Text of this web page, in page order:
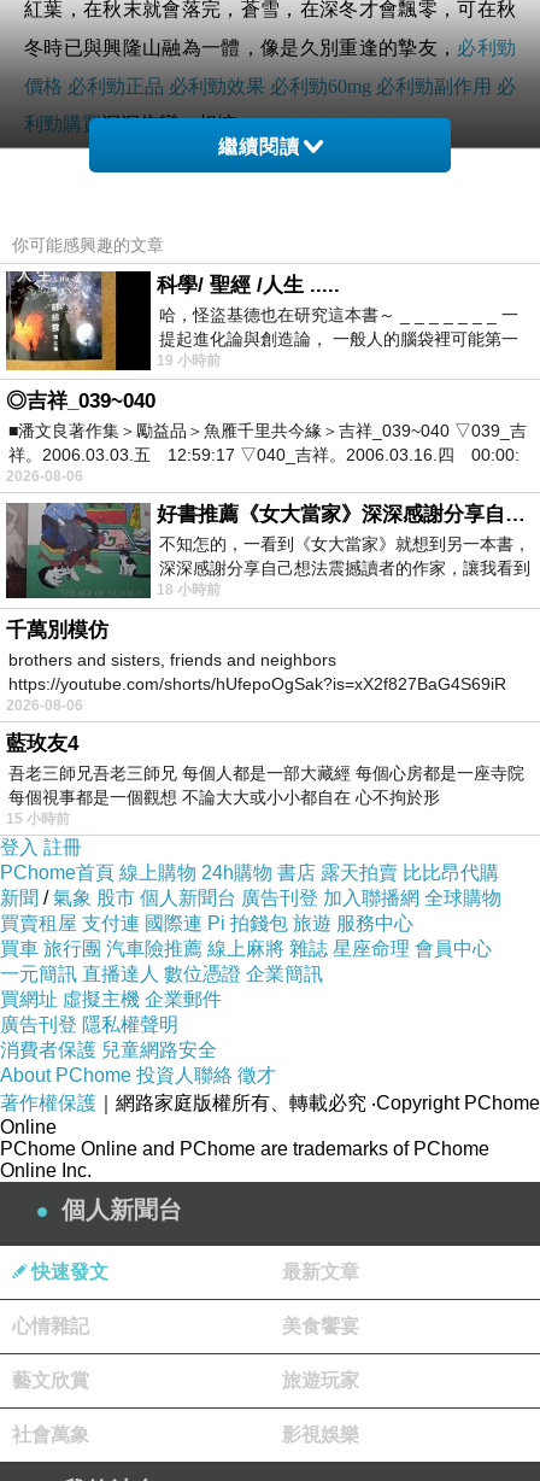
紅葉，在秋末就會落完，蒼雪，在深冬才會飄零，可在秋
冬時已與興隆山融為一體，像是久別重逢的摯友， 必利勁
價格 必利勁正品 必利勁效果 必利勁60mg 必利勁副作用 必
利勁購買深深依戀，相擁。
野山林間，已無薄霧染成的丹青，只有夕陽的余暉映成的
濃烈的油畫 ——“樹樹皆秋色，山山唯落暉。
古往今來， 似乎離不開
人皆嘆心上秋，我卻獨聞秋風秀，初至山間拾秋，讓我感
受到了秋的真諦——雖為林間落葉，卻也五彩繽紛，雖是
夕陽，也用余暉點染成畫；希愛力
錠 TADARISE-5 犀利士5mg 犀利士每日錠 印度犀利士人
生亦復如是，縱使身處低谷，也要活得精彩，即使是微
光，也要盡力譜寫輝煌的樂章，這大概就是
化泥譜春曲
上一篇：青薄荷，涼薄荷
下一篇：
繼續閱讀
你可能感興趣的文章
科學/ 聖經 /人生 .....
哈，怪盜基德也在研究這本書～ _ _ _ _ _ _ _ 一
提起進化論與創造論， 一般人的腦袋裡可能第一
時間就有「 進化論很科
19 小時前
◎吉祥_039~040
■潘文良著作集＞勵益品＞魚雁千里共今緣＞吉祥_039~040 ▽039_吉
祥。2006.03.03.五 12:59:17 ▽040_吉祥。2006.03.16.四 00:00:
2026-08-06
好書推薦《女大當家》深深感謝分享自己想法震撼讀者的作家，讓我看到不同樣貌的家庭！
不知怎的，一看到《女大當家》就想到另一本書，
深深感謝分享自己想法震撼讀者的作家，讓我看到
不同樣貌的家庭！ 《女大
18 小時前
千萬別模仿
brothers and sisters, friends and neighbors
https://youtube.com/shorts/hUfepoOgSak?is=xX2f827BaG4S69iR
https
2026-08-06
藍玫友4
吾老三師兄吾老三師兄 每個人都是一部大藏經 每個心房都是一座寺院
每個視事都是一個觀想 不論大大或小小都自在 心不拘於形
15 小時前
登入 註冊
PChome首頁 線上購物 24h購物 書店 露天拍賣 比比昂代購
新聞 /氣象 股市 個人新聞台 廣告刊登 加入聯播網 全球購物
買賣租屋 支付連 國際連 Pi 拍錢包 旅遊 服務中心
買車 旅行團 汽車險推薦 線上麻將 雜誌 星座命理 會員中心
一元簡訊 直播達人 數位憑證 企業簡訊
買網址 虛擬主機 企業郵件
廣告刊登 隱私權聲明
消費者保護 兒童網路安全
About PChome 投資人聯絡 徵才
著作權保護 ｜網路家庭版權所有、轉載必究 ‧Copyright PChome
Online
PChome Online and PChome are trademarks of PChome
Online Inc.
個人新聞台
快速發文 最新文章
心情雜記 美食饗宴
藝文欣賞 旅遊玩家
社會萬象 影視娛樂